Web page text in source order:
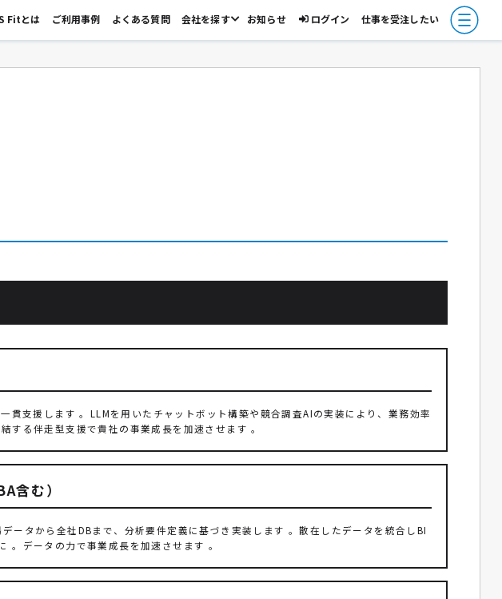
Fitとは ご利用事例 よくある質問 会社を探す お知らせ ログイン 仕事を受注したい
貫支援します 。LLMを用いたチャットボット構築や競合調査AIの実装により、業務効率
する伴走型支援で貴社の事業成長を加速させます 。
含む）
タから全社DBまで、分析要件定義に基づき実装します 。散在したデータを統合しBI
。データの力で事業成長を加速させます 。